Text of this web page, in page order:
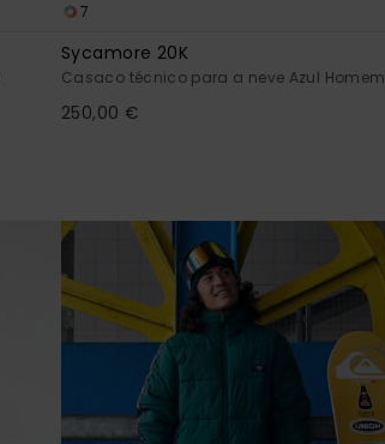
7
Sycamore 20K
Casaco técnico para a neve Azul Homem
250,00 €